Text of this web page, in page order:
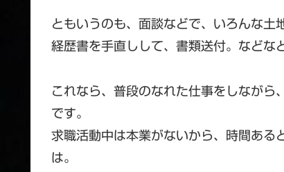
ともいうのも、面談などで、いろんな土
経歴書を手直しして、書類送付。などな
これなら、普段のなれた仕事をしながら
です。
求職活動中は本業がないから、時間ある
は。